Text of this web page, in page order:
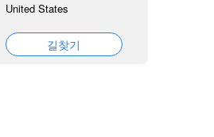
United States
길찾기